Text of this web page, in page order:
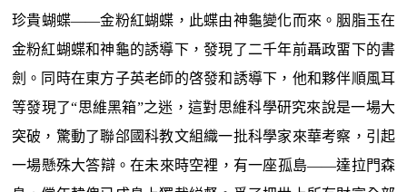
珍貴蝴蝶——金粉紅蝴蝶，此蝶由神龜變化而來。胭脂玉在
金粉紅蝴蝶和神龜的誘導下，發現了二千年前聶政畱下的書
劍。同時在東方子英老師的啓發和誘導下，他和夥伴順風耳
等發現了“思維黑箱”之迷，這對思維科學研究來說是一場大
突破，驚動了聯郃國科教文組織一批科學家來華考察，引起
一場懸殊大答辯。在未來時空裡，有一座孤島——達拉門森